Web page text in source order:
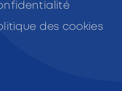
des cookies